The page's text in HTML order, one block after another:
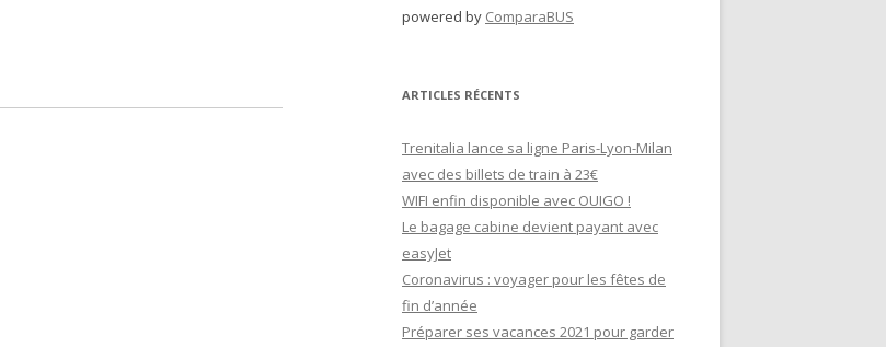
powered by ComparaBUS
ARTICLES RÉCENTS
Trenitalia lance sa ligne Paris-Lyon-Milan
avec des billets de train à 23€
WIFI enfin disponible avec OUIGO !
Le bagage cabine devient payant avec
easyJet
Coronavirus : voyager pour les fêtes de
fin d’année
Préparer ses vacances 2021 pour garder